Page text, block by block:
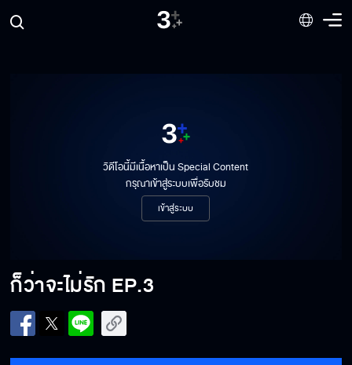
วิดีโอนี้มีเนื้อหาเป็น Special Content
กรุณาเข้าสู่ระบบเพื่อรับชม
เข้าสู่ระบบ
ก็ว่าจะไม่รัก EP.3